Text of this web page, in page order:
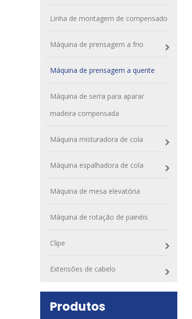
Linha de montagem de compensado
Máquina de prensagem a frio
Máquina de prensagem a quente
Máquina de serra para aparar
madeira compensada
Máquina misturadora de cola
Máquina espalhadora de cola
Máquina de mesa elevatória
Máquina de rotação de painéis
Clipe
Extensões de cabelo
Produtos